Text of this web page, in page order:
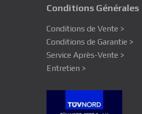
Conditions Générales
Conditions de Vente >
Conditions de Garantie >
Service Après-Vente >
Entretien >